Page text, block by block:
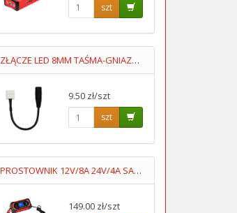
szt
ZŁĄCZE LED 8MM TAŚMA-GNIAZDO DC5.5/2.1
9.50 zł/szt
szt
PROSTOWNIK 12V/8A 24V/4A SAMOCHODOWY Z FUNKCJĄ NAPRAWY 7STOP
149.00 zł/szt